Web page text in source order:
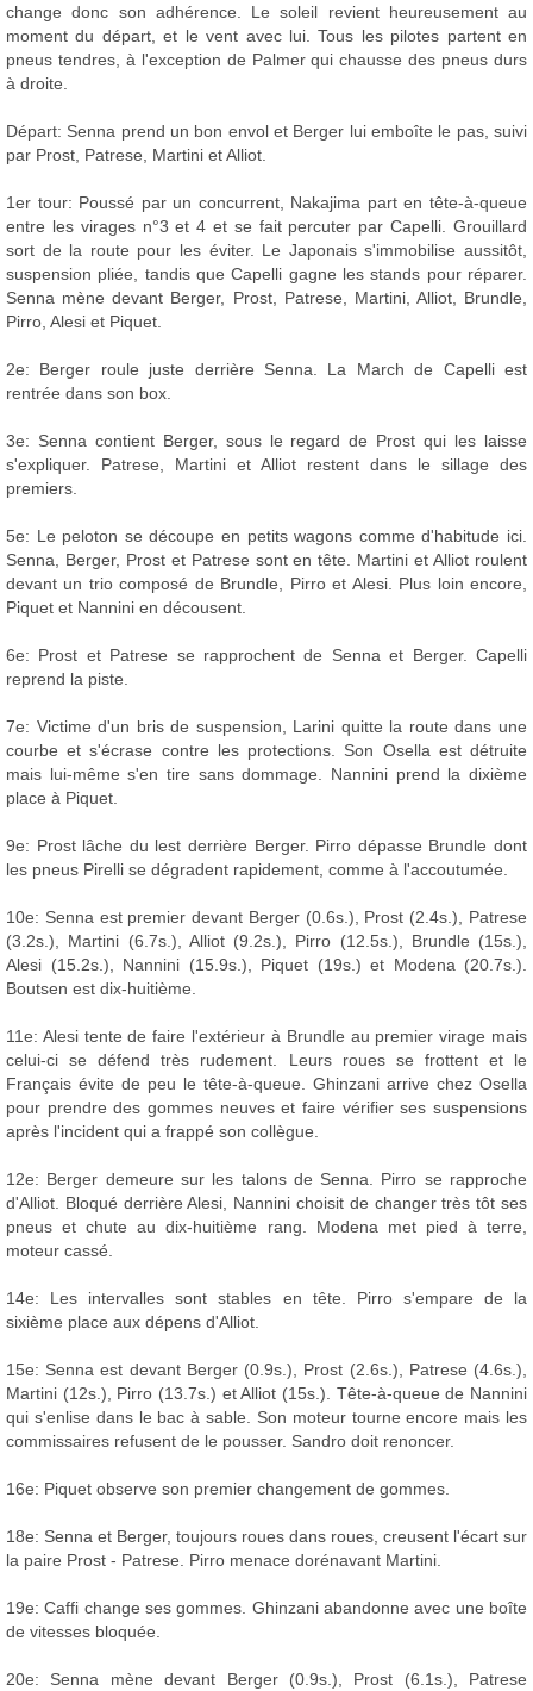
change donc son adhérence. Le soleil revient heureusement au
moment du départ, et le vent avec lui. Tous les pilotes partent en
pneus tendres, à l'exception de Palmer qui chausse des pneus durs
à droite.
Départ: Senna prend un bon envol et Berger lui emboîte le pas, suivi
par Prost, Patrese, Martini et Alliot.
1er tour: Poussé par un concurrent, Nakajima part en tête-à-queue
entre les virages n°3 et 4 et se fait percuter par Capelli. Grouillard
sort de la route pour les éviter. Le Japonais s'immobilise aussitôt,
suspension pliée, tandis que Capelli gagne les stands pour réparer.
Senna mène devant Berger, Prost, Patrese, Martini, Alliot, Brundle,
Pirro, Alesi et Piquet.
2e: Berger roule juste derrière Senna. La March de Capelli est
rentrée dans son box.
3e: Senna contient Berger, sous le regard de Prost qui les laisse
s'expliquer. Patrese, Martini et Alliot restent dans le sillage des
premiers.
5e: Le peloton se découpe en petits wagons comme d'habitude ici.
Senna, Berger, Prost et Patrese sont en tête. Martini et Alliot roulent
devant un trio composé de Brundle, Pirro et Alesi. Plus loin encore,
Piquet et Nannini en décousent.
6e: Prost et Patrese se rapprochent de Senna et Berger. Capelli
reprend la piste.
7e: Victime d'un bris de suspension, Larini quitte la route dans une
courbe et s'écrase contre les protections. Son Osella est détruite
mais lui-même s'en tire sans dommage. Nannini prend la dixième
place à Piquet.
9e: Prost lâche du lest derrière Berger. Pirro dépasse Brundle dont
les pneus Pirelli se dégradent rapidement, comme à l'accoutumée.
10e: Senna est premier devant Berger (0.6s.), Prost (2.4s.), Patrese
(3.2s.), Martini (6.7s.), Alliot (9.2s.), Pirro (12.5s.), Brundle (15s.),
Alesi (15.2s.), Nannini (15.9s.), Piquet (19s.) et Modena (20.7s.).
Boutsen est dix-huitième.
11e: Alesi tente de faire l'extérieur à Brundle au premier virage mais
celui-ci se défend très rudement. Leurs roues se frottent et le
Français évite de peu le tête-à-queue. Ghinzani arrive chez Osella
pour prendre des gommes neuves et faire vérifier ses suspensions
après l'incident qui a frappé son collègue.
12e: Berger demeure sur les talons de Senna. Pirro se rapproche
d'Alliot. Bloqué derrière Alesi, Nannini choisit de changer très tôt ses
pneus et chute au dix-huitième rang. Modena met pied à terre,
moteur cassé.
14e: Les intervalles sont stables en tête. Pirro s'empare de la
sixième place aux dépens d'Alliot.
15e: Senna est devant Berger (0.9s.), Prost (2.6s.), Patrese (4.6s.),
Martini (12s.), Pirro (13.7s.) et Alliot (15s.). Tête-à-queue de Nannini
qui s'enlise dans le bac à sable. Son moteur tourne encore mais les
commissaires refusent de le pousser. Sandro doit renoncer.
16e: Piquet observe son premier changement de gommes.
18e: Senna et Berger, toujours roues dans roues, creusent l'écart sur
la paire Prost - Patrese. Pirro menace dorénavant Martini.
19e: Caffi change ses gommes. Ghinzani abandonne avec une boîte
de vitesses bloquée.
20e: Senna mène devant Berger (0.9s.), Prost (6.1s.), Patrese